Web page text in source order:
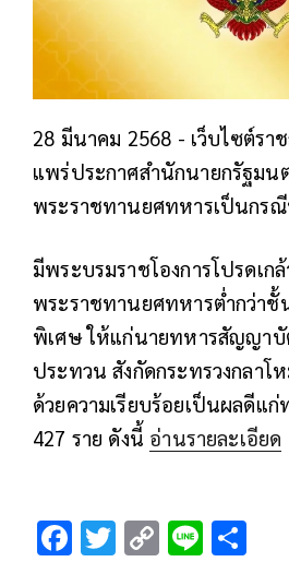
28 มีนาคม 2568 - เว็บไซต์รา
แพร่ประกาศสำนักนายกรัฐมนต
พระราชทานยศทหารเป็นกร
มีพระบรมราชโองการโปรดเก
พระราชทานยศทหารต่ำกว่า
พิเศษ ให้แก่นายทหารสัญญาบั
ประทวน สังกัดกระทรวงกลาโ
ด้วยความเรียบร้อยเป็นผลดีแก่
427 ราย ดังนี้ อ่านรายละเอียด
F T C Li